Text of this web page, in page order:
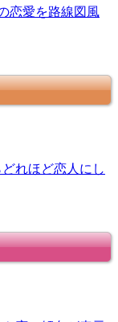
恋愛を路線図風
れほど恋人にし